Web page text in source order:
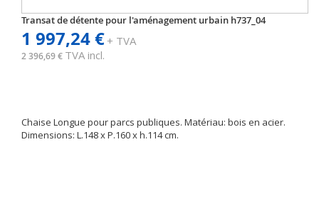
Transat de détente pour l'aménagement urbain h737_04
1 997,24 €+ TVA
2 396,69 € TVA incl.
Chaise Longue pour parcs publiques. Matériau: bois en acier.
Dimensions: L.148 x P.160 x h.114 cm.